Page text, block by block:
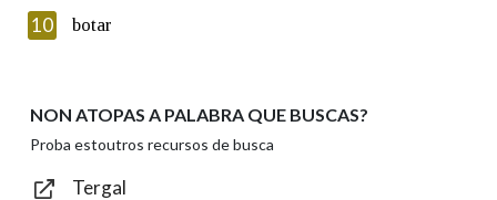
Introduce o código que aparece na imaxe:
Texto de verificación
10 botar
NON ATOPAS A PALABRA QUE BUSCAS?
Proba estoutros recursos de busca
Tergal